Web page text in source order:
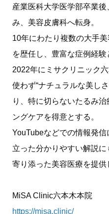
産業医科大学医学部卒業
み、美容皮膚科へ転身。
10年にわたり複数の大手
を歴任し、豊富な症例経験
2022年にミサクリニック
使わず“ナチュラルな美し
り、特に切らないたるみ
ングケアを得意とする。
YouTubeなどでの情報発
立った分かりやすい解説
寄り添った美容医療を提供
MiSA Clinic六本木本院
https://misa.clinic/